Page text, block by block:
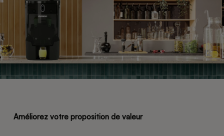
Améliorez votre proposition de valeur